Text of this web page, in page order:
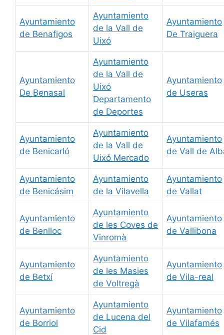
Ayuntamiento
de Benafigos
Ayuntamiento
de la Vall de
Uixó
Ayuntamiento
De Traiguera
Ayuntamiento
De Benasal
Ayuntamiento
de la Vall de
Uixó
Departamento
de Deportes
Ayuntamiento
de Useras
Ayuntamiento
de Benicarló
Ayuntamiento
de la Vall de
Uixó Mercado
Ayuntamiento
de Vall de
Ayuntamiento
de Benicásim
Ayuntamiento
de la Vilavella
Ayuntamiento
de Vallat
Ayuntamiento
de Benlloc
Ayuntamiento
de les Coves de
Vinromà
Ayuntamiento
de Vallibona
Ayuntamiento
de Betxí
Ayuntamiento
de les Masies
de Voltregà
Ayuntamiento
de Vila-real
Ayuntamiento
de Borriol
Ayuntamiento
de Lucena del
Cid
Ayuntamiento
de Vilafamés